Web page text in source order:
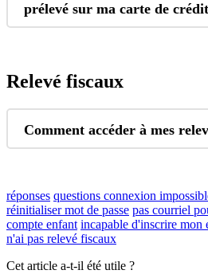
prélevé sur ma carte de crédit
Relevé fiscaux
Comment accéder à mes relev
réponses questions connexion
réinitialiser mot de passe pas courriel
compte enfant incapable d'inscrire mon
n'ai pas relevé fiscaux
Cet article a-t-il été utile ?